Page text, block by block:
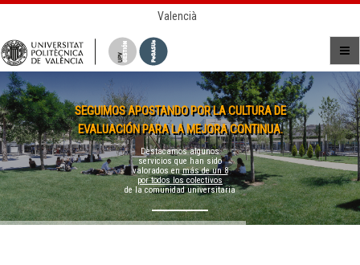
Valencià
SEGUIMOS APOSTANDO POR LA CULTURA DE
EVALUACIÓN PARA LA MEJORA CONTINUA.
Destacamos algunos
servicios que han sido
valorados enmás de un 8
por todos los colectivos
de la comunidad universitaria